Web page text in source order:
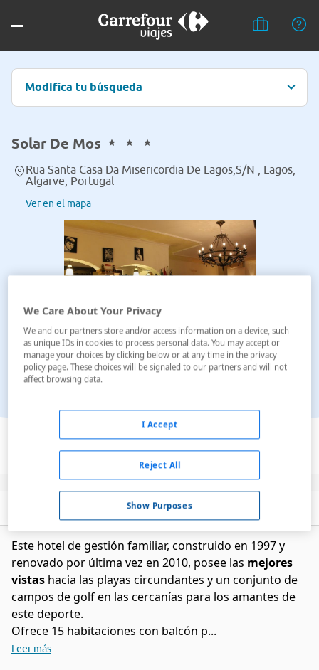
Modifica tu búsqueda
Solar De Mos
Rua Santa Casa Da Misericordia De Lagos,S/N , Lagos,
Algarve, Portugal
Ver en el mapa
Ver en el mapa
Servicios
Este hotel de gestión familiar, construido en 1997 y
renovado por última vez en 2010, posee las mejores
vistas hacia las playas circundantes y un conjunto de
campos de golf en las cercanías para los amantes de
este deporte.
Ofrece 15 habitaciones con balcón p...
Leer más
We Care About Your Privacy
We and our partners store and/or access information on a device, such
as unique IDs in cookies to process personal data. You may accept or
manage your choices by clicking below or at any time in the privacy
policy page. These choices will be signaled to our partners and will not
affect browsing data.
Show Purposes
Reject All
I Accept